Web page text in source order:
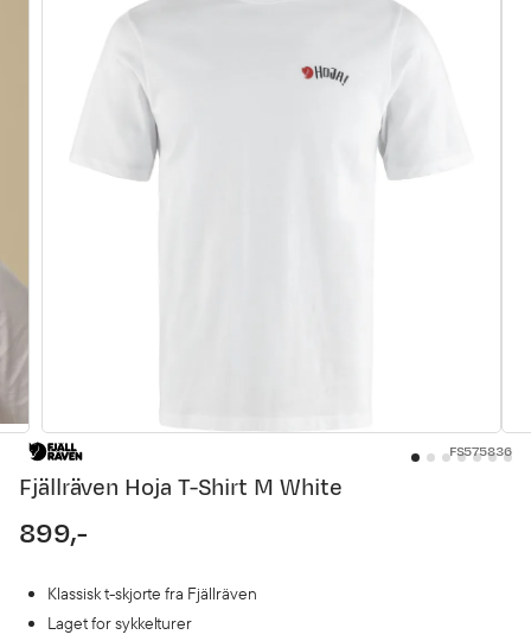
FS575836
Fjällräven Hoja T-Shirt M White
price
899,-
Klassisk t-skjorte fra Fjällräven
Laget for sykkelturer